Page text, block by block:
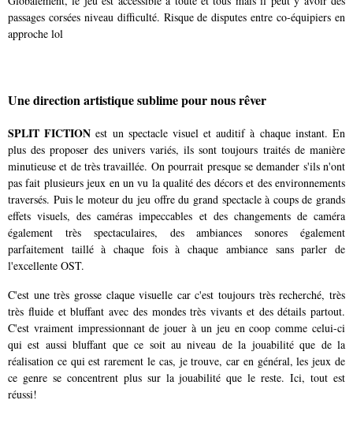
passages corsées niveau difficulté. Risque de disputes entre co-équipiers en
approche lol
Une direction artistique sublime pour nous rêver
SPLIT FICTION est un spectacle visuel et auditif à chaque instant. En
plus des proposer des univers variés, ils sont toujours traités de manière
minutieuse et de très travaillée. On pourrait presque se demander s'ils n'ont
pas fait plusieurs jeux en un vu la qualité des décors et des environnements
traversés. Puis le moteur du jeu offre du grand spectacle à coups de grands
effets visuels, des caméras impeccables et des changements de caméra
également très spectaculaires, des ambiances sonores également
parfaitement taillé à chaque fois à chaque ambiance sans parler de
l'excellente OST.
C'est une très grosse claque visuelle car c'est toujours très recherché, très
très fluide et bluffant avec des mondes très vivants et des détails partout.
C'est vraiment impressionnant de jouer à un jeu en coop comme celui-ci
qui est aussi bluffant que ce soit au niveau de la jouabilité que de la
réalisation ce qui est rarement le cas, je trouve, car en général, les jeux de
ce genre se concentrent plus sur la jouabilité que le reste. Ici, tout est
réussi!